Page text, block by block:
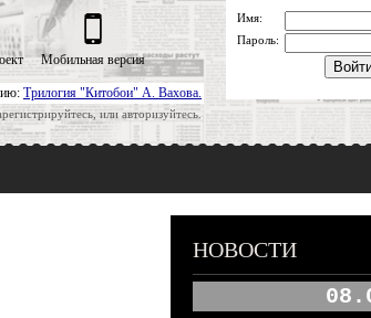
Трилогия "Китобои" А. Вахова.
или авторизуйтесь.
Мобильная версия
Имя:
Пароль:
НОВОСТИ